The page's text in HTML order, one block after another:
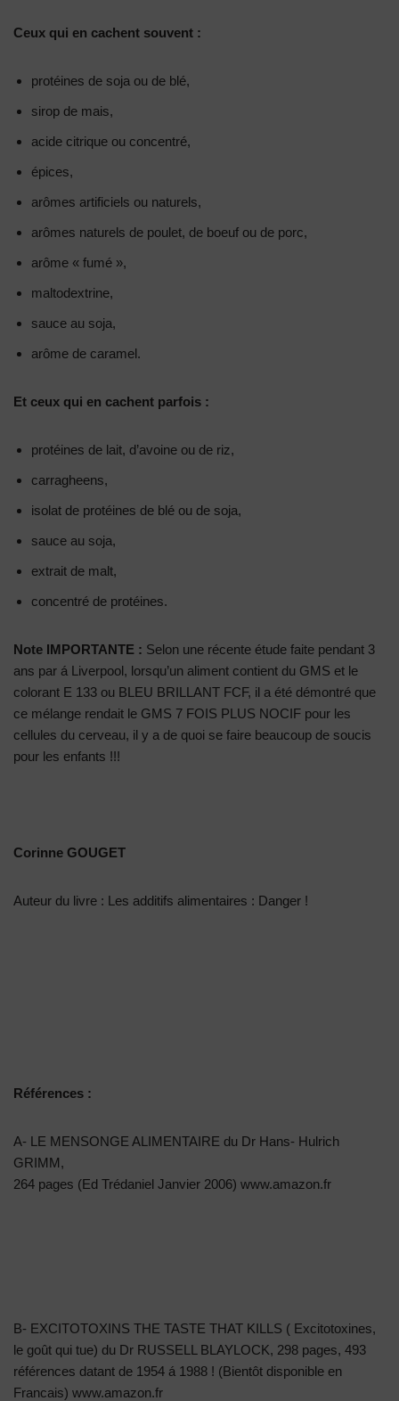
Ceux qui en cachent souvent :
protéines de soja ou de blé,
sirop de mais,
acide citrique ou concentré,
épices,
arômes artificiels ou naturels,
arômes naturels de poulet, de boeuf ou de porc,
arôme « fumé »,
maltodextrine,
sauce au soja,
arôme de caramel.
Et ceux qui en cachent parfois :
protéines de lait, d’avoine ou de riz,
carragheens,
isolat de protéines de blé ou de soja,
sauce au soja,
extrait de malt,
concentré de protéines.
Note IMPORTANTE : Selon une récente étude faite pendant 3
ans par á Liverpool, lorsqu’un aliment contient du GMS et le
colorant E 133 ou BLEU BRILLANT FCF, il a été démontré que
ce mélange rendait le GMS 7 FOIS PLUS NOCIF pour les
cellules du cerveau, il y a de quoi se faire beaucoup de soucis
pour les enfants !!!
Corinne GOUGET
Auteur du livre : Les additifs alimentaires : Danger !
Références :
A- LE MENSONGE ALIMENTAIRE du Dr Hans- Hulrich
GRIMM,
264 pages (Ed Trédaniel Janvier 2006) www.amazon.fr
B- EXCITOTOXINS THE TASTE THAT KILLS ( Excitotoxines,
le goût qui tue) du Dr RUSSELL BLAYLOCK, 298 pages, 493
références datant de 1954 á 1988 ! (Bientôt disponible en
Francais) www.amazon.fr